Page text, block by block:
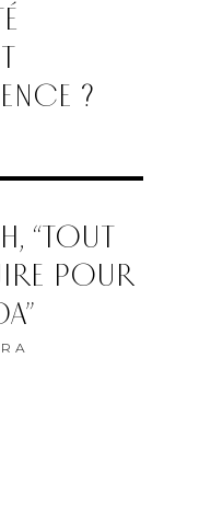
?
“TOUT
POUR